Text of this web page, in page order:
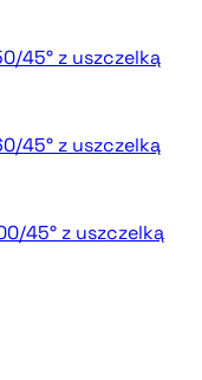
45° z uszczelką
45° z uszczelką
45° z uszczelką